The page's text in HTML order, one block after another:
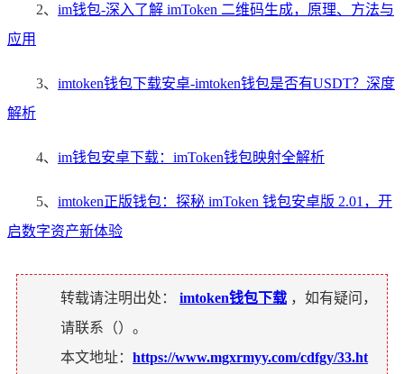
2、 im钱包-深入了解 imToken 二维码生成，原理、方法与
应用
3、 imtoken钱包下载安卓-imtoken钱包是否有USDT？深度
解析
4、 im钱包安卓下载：imToken钱包映射全解析
5、 imtoken正版钱包：探秘 imToken 钱包安卓版 2.01，开
启数字资产新体验
转载请注明出处： imtoken钱包下载 ，如有疑问，
请联系（）。
本文地址： https://www.mgxrmyy.com/cdfgy/33.ht